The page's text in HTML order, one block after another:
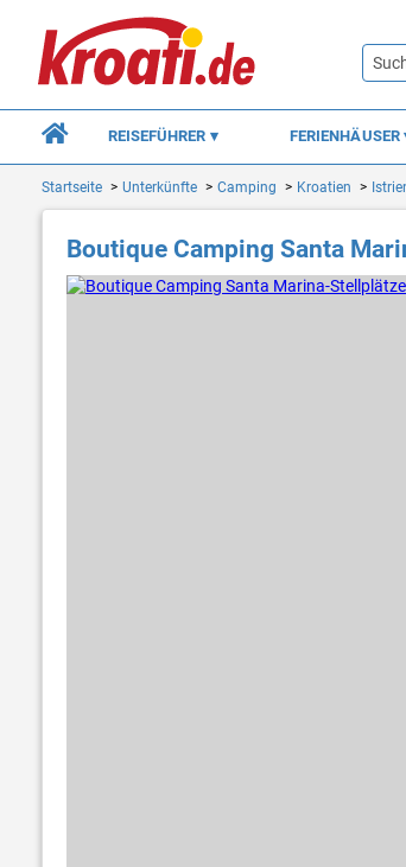
REISEFÜHRER FERIENHÄUSER
Startseite Unterkünfte Camping Kroatien
Boutique Camping Santa